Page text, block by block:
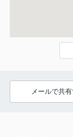
メールで共